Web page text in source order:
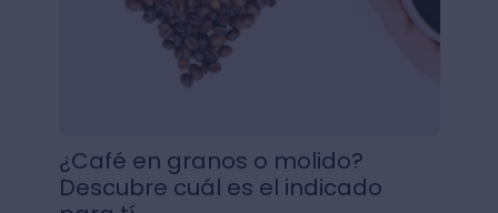
¿Café en granos o molido?
Descubre cuál es el indicado